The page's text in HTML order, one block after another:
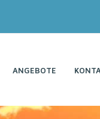
ANGEBOTE